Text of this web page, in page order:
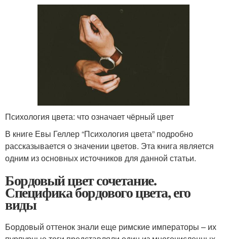
Психология цвета: что означает чёрный цвет
В книге Евы Геллер “Психология цвета” подробно
рассказывается о значении цветов. Эта книга является
одним из основных источников для данной статьи.
Бордовый цвет сочетание.
Специфика бордового цвета, его
виды
Бордовый оттенок знали еще римские императоры – их